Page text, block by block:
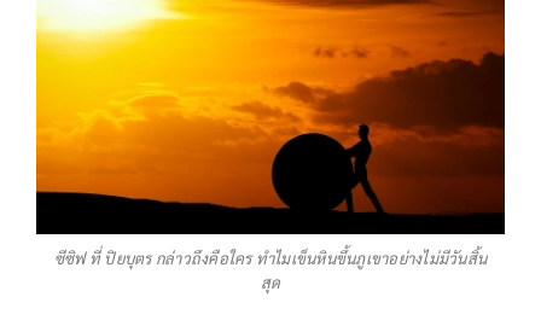
ซีซิฟ ที่ ปิยบุตร กล่าวถึงคือใคร ทำไมเข็นหินขึ้นภูเขาอย่างไม่มีวันสิ้น
สุด